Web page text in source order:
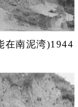
在南泥湾)1944